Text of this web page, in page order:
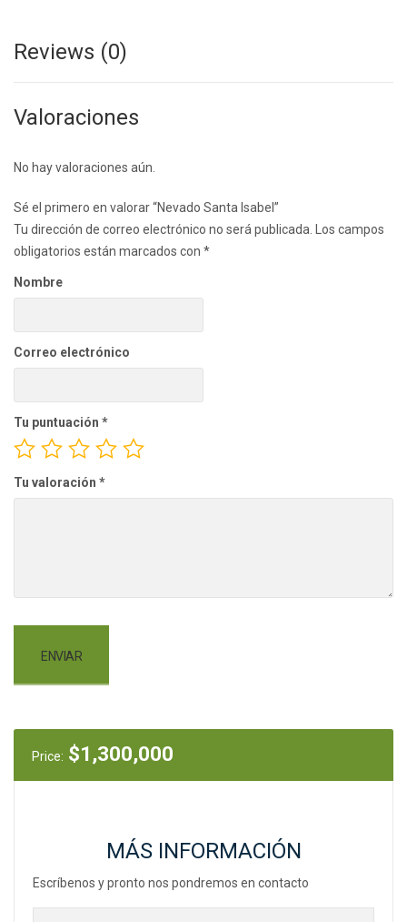
Reviews (0)
Valoraciones
No hay valoraciones aún.
Sé el primero en valorar “Nevado Santa Isabel”
Tu dirección de correo electrónico no será publicada. Los campos
obligatorios están marcados con *
Nombre
Correo electrónico
Tu puntuación *
Tu valoración *
Price: $1,300,000
MÁS INFORMACIÓN
Escríbenos y pronto nos pondremos en contacto